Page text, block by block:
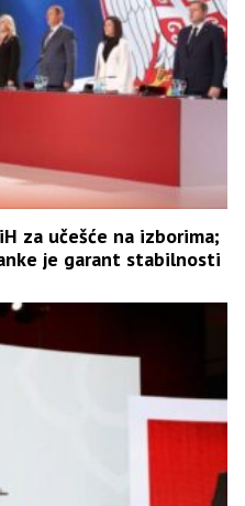
za učešće na izborima;
je garant stabilnosti